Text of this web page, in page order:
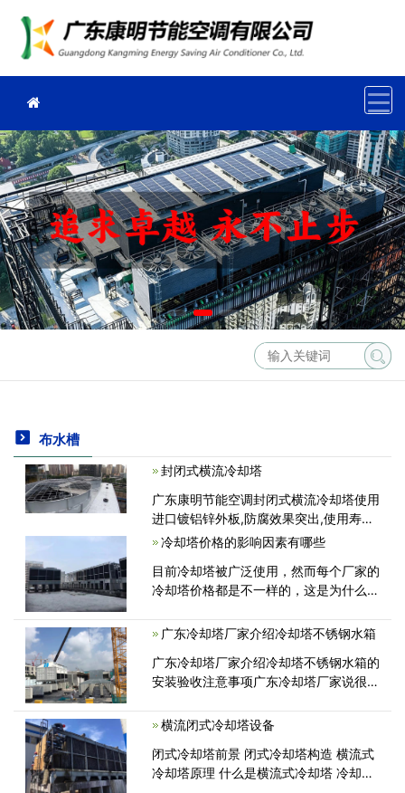
布水槽
封闭式横流冷却塔
广东康明节能空调封闭式横流冷却塔使用
进口镀铝锌外板,防腐效果突出,使用寿命
是镀锌板的10-20倍,其表面的涂层具有流
冷却塔价格的影响因素有哪些
目前冷却塔被广泛使用，然而每个厂家的
冷却塔价格都是不一样的，这是为什么
般而言生产冷却塔的企业知名度较高，价
广东冷却塔厂家介绍冷却塔不锈钢水箱
广东冷却塔厂家介绍冷却塔不锈钢水箱的
安装验收注意事项广东冷却塔厂家说很多
个水箱作为缓冲，以解决后期运行时补水
横流闭式冷却塔设备
闭式冷却塔前景 闭式冷却塔构造 横流式
冷却塔原理 什么是横流式冷却塔 冷却塔